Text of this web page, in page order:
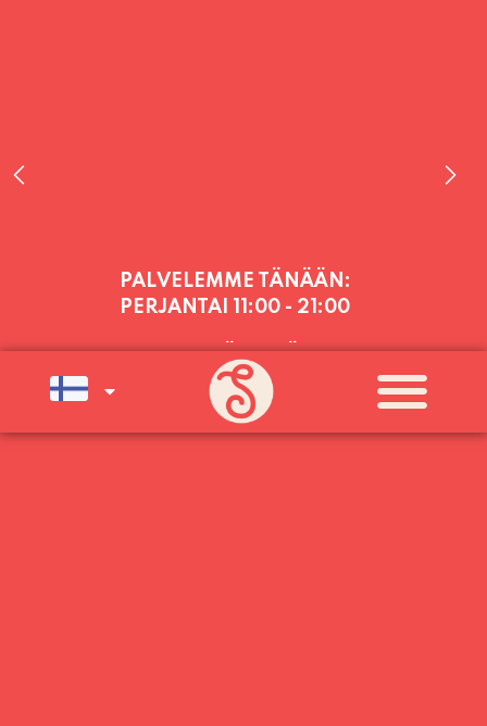
PALVELEMME TÄNÄÄN:
PERJANTAI 11:00 - 21:00
PALVELEMME PÄIVITTÄIN (MA-SU
KLO 11-21) SUNNUNTAIHIN 16.8.
SAAKKA JONKA JÄLKEEN OLEMME
AVOINNA VIIKONLOPPUISIN (PE-